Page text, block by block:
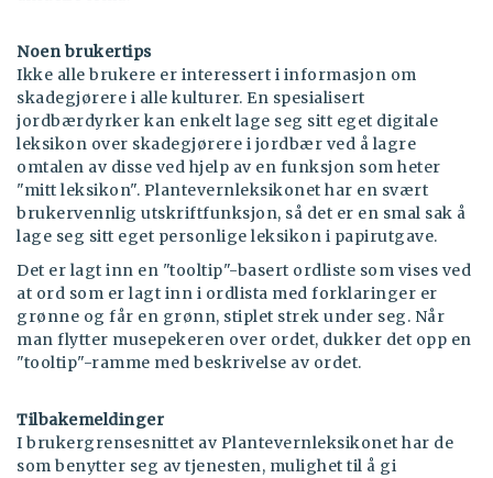
Noen brukertips
Ikke alle brukere er interessert i informasjon om
skadegjørere i alle kulturer. En spesialisert
jordbærdyrker kan enkelt lage seg sitt eget digitale
leksikon over skadegjørere i jordbær ved å lagre
omtalen av disse ved hjelp av en funksjon som heter
"mitt leksikon". Plantevernleksikonet har en svært
brukervennlig utskriftfunksjon, så det er en smal sak å
lage seg sitt eget personlige leksikon i papirutgave.
Det er lagt inn en "tooltip"-basert ordliste som vises ved
at ord som er lagt inn i ordlista med forklaringer er
grønne og får en grønn, stiplet strek under seg. Når
man flytter musepekeren over ordet, dukker det opp en
"tooltip"-ramme med beskrivelse av ordet.
Tilbakemeldinger
I brukergrensesnittet av Plantevernleksikonet har de
som benytter seg av tjenesten, mulighet til å gi